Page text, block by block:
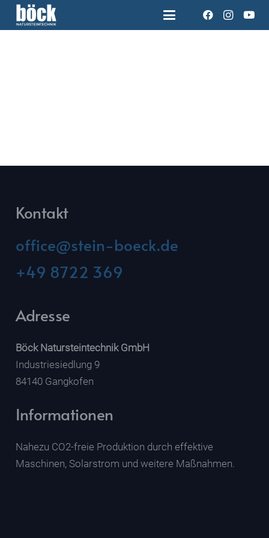
Kontakt
office@stein-boeck.de
+49 8722 369
Adresse
Böck Natursteintechnik GmbH
Industriesiedlung 9
84140 Gangkofen
Informationen
Nahezu CO2-freie Produktion durch effektive
Maschinen, Solarstrom und weitere Maßnahmen.